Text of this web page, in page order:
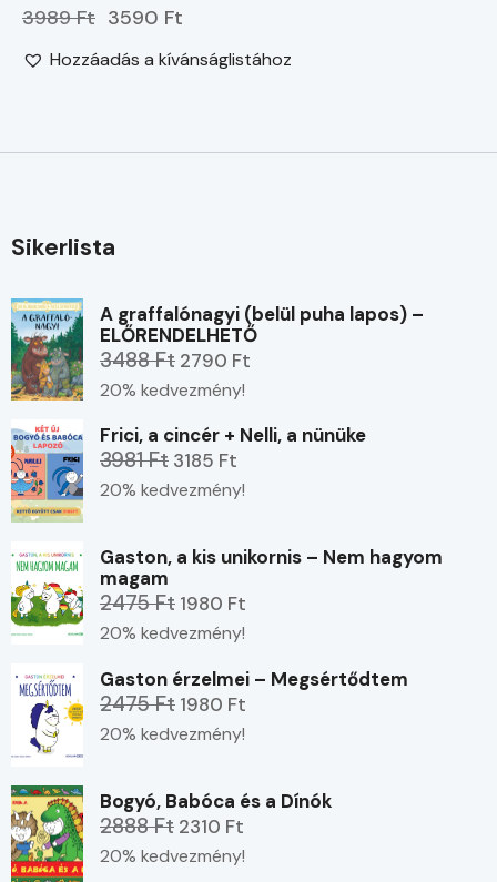
3989 Ft 3590 Ft
Hozzáadás a kívánságlistához
Sikerlista
A graffalónagyi (belül puha lapos) –
ELŐRENDELHETŐ
3488 Ft 2790 Ft
20% kedvezmény!
Frici, a cincér + Nelli, a nünüke
3981 Ft 3185 Ft
20% kedvezmény!
Gaston, a kis unikornis – Nem hagyom
magam
2475 Ft 1980 Ft
20% kedvezmény!
Gaston érzelmei – Megsértődtem
2475 Ft 1980 Ft
20% kedvezmény!
Bogyó, Babóca és a Dínók
2888 Ft 2310 Ft
20% kedvezmény!